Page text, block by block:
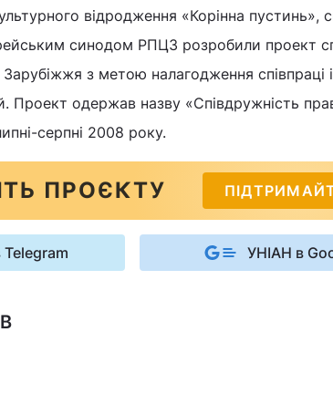
відродження «Корінна пустинь»,
синодом РПЦЗ розробили проект
Зарубіжжя з метою налагодження співпраці
Проект одержав назву «Співдружність
серпні 2008 року.
ПРОЄКТУ
УНІАН в